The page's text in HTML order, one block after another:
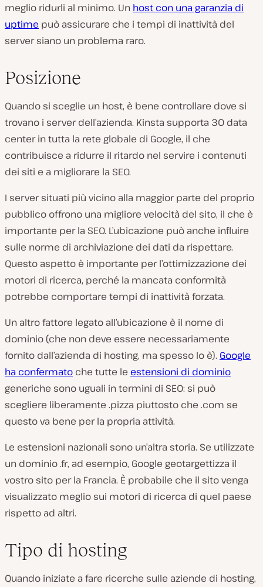
meglio ridurli al minimo. Un host con una garanzia di
uptime può assicurare che i tempi di inattività del
server siano un problema raro.
Posizione
Quando si sceglie un host, è bene controllare dove si
trovano i server dell’azienda. Kinsta supporta 30 data
center in tutta la rete globale di Google, il che
contribuisce a ridurre il ritardo nel servire i contenuti
dei siti e a migliorare la SEO.
I server situati più vicino alla maggior parte del proprio
pubblico offrono una migliore velocità del sito, il che è
importante per la SEO. L’ubicazione può anche influire
sulle norme di archiviazione dei dati da rispettare.
Questo aspetto è importante per l’ottimizzazione dei
motori di ricerca, perché la mancata conformità
potrebbe comportare tempi di inattività forzata.
Un altro fattore legato all’ubicazione è il nome di
dominio (che non deve essere necessariamente
fornito dall’azienda di hosting, ma spesso lo è). Google
ha confermato che tutte le estensioni di dominio
generiche sono uguali in termini di SEO: si può
scegliere liberamente .pizza piuttosto che .com se
questo va bene per la propria attività.
Le estensioni nazionali sono un’altra storia. Se utilizzate
un dominio.fr, ad esempio, Google geotargettizza il
vostro sito per la Francia. È probabile che il sito venga
visualizzato meglio sui motori di ricerca di quel paese
rispetto ad altri.
Tipo di hosting
Quando iniziate a fare ricerche sulle aziende di hosting,